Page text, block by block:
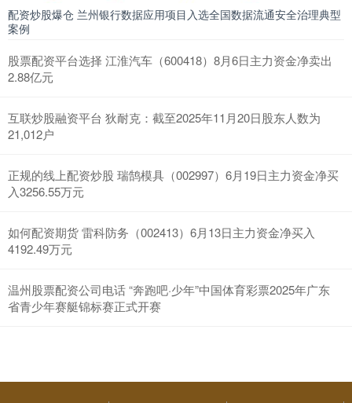
配资炒股爆仓 兰州银行数据应用项目入选全国数据流通安全治理典型
案例
股票配资平台选择 江淮汽车（600418）8月6日主力资金净卖出
2.88亿元
互联炒股融资平台 狄耐克：截至2025年11月20日股东人数为
21,012户
正规的线上配资炒股 瑞鹄模具（002997）6月19日主力资金净买
入3256.55万元
如何配资期货 雷科防务（002413）6月13日主力资金净买入
4192.49万元
温州股票配资公司电话 “奔跑吧·少年”中国体育彩票2025年广东
省青少年赛艇锦标赛正式开赛